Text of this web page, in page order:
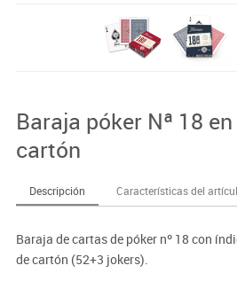
Baraja póker Nª 18
cartón
Descripción Características del
Baraja de cartas de póker nº 18 con
de cartón (52+3 jokers).